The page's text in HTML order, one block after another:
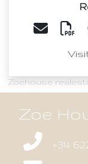
Zoehouse
Zoe
+34